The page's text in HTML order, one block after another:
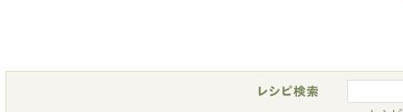
求められた場合、情